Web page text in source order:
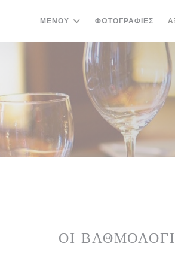
(Cookies)
ΜΕΝΟΎ ΦΩΤΟΓΡΑΦΊΕΣ
ΟΙ